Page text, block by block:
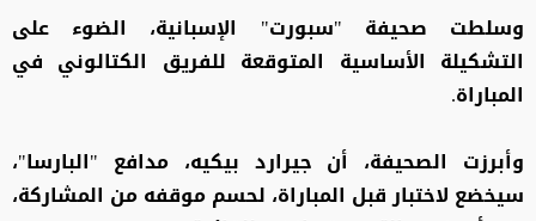
وسلطت صحيفة "سبورت" الإسبانية، الضوء على
التشكيلة الأساسية المتوقعة للفريق الكتالوني في
المباراة.
وأبرزت الصحيفة، أن جيرارد بيكيه، مدافع "البارسا"،
سيخضع لاختبار قبل المباراة، لحسم موقفه من المشاركة،